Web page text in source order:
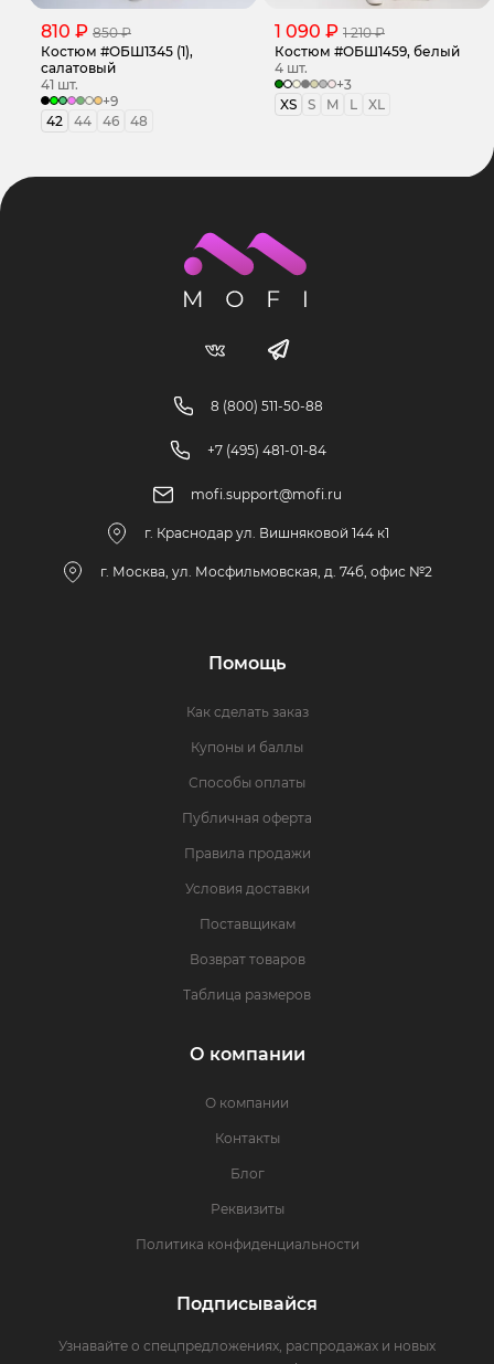
810 ₽ 850 ₽
Костюм #ОБШ1345 (1),
салатовый
41 шт.
+9
42
44 46 48
1 090 ₽ 1 210 ₽
Костюм #ОБШ1459, белый
4 шт.
+3
XS
S M L XL
8 (800) 511-50-88
+7 (495) 481-01-84
mofi.support@mofi.ru
г. Краснодар ул. Вишняковой 144 к1
г. Москва, ул. Мосфильмовская, д. 74б, офис №2
Помощь
Как сделать заказ
Купоны и баллы
Способы оплаты
Публичная оферта
Правила продажи
Условия доставки
Поставщикам
Возврат товаров
Таблица размеров
О компании
О компании
Контакты
Блог
Реквизиты
Политика конфиденциальности
Подписывайся
Узнавайте о спецпредложениях, распродажах и новых